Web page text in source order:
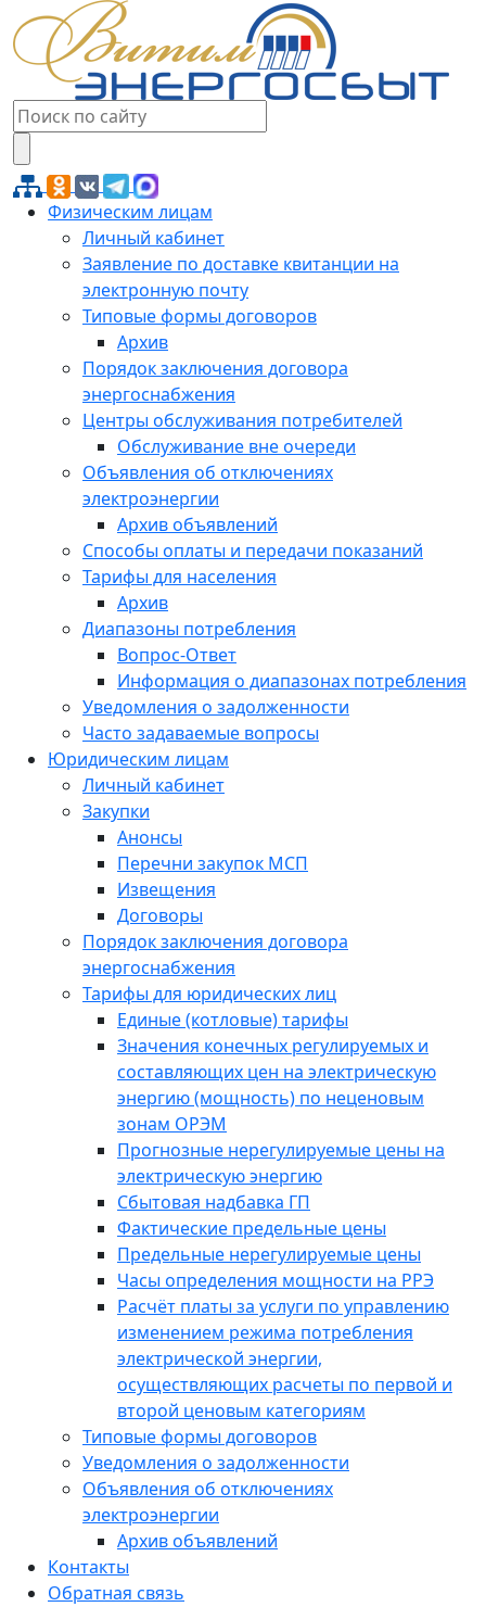
Физическим лицам
Личный кабинет
Заявление по доставке квитанции на
электронную почту
Типовые формы договоров
Архив
Порядок заключения договора
энергоснабжения
Центры обслуживания потребителей
Обслуживание вне очереди
Объявления об отключениях
электроэнергии
Архив объявлений
Способы оплаты и передачи показаний
Тарифы для населения
Архив
Диапазоны потребления
Вопрос-Ответ
Информация о диапазонах потребления
Уведомления о задолженности
Часто задаваемые вопросы
Юридическим лицам
Личный кабинет
Закупки
Анонсы
Перечни закупок МСП
Извещения
Договоры
Порядок заключения договора
энергоснабжения
Тарифы для юридических лиц
Единые (котловые) тарифы
Значения конечных регулируемых и
составляющих цен на электрическую
энергию (мощность) по неценовым
зонам ОРЭМ
Прогнозные нерегулируемые цены на
электрическую энергию
Сбытовая надбавка ГП
Фактические предельные цены
Предельные нерегулируемые цены
Часы определения мощности на РРЭ
Расчёт платы за услуги по управлению
изменением режима потребления
электрической энергии,
осуществляющих расчеты по первой и
второй ценовым категориям
Типовые формы договоров
Уведомления о задолженности
Объявления об отключениях
электроэнергии
Архив объявлений
Контакты
Обратная связь